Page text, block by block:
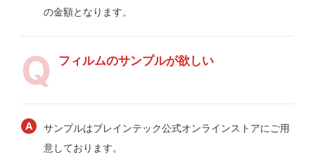
の金額となります。
フィルムのサンプルが欲しい
サンプルはブレインテック公式オンラインストアにご用
意しております。